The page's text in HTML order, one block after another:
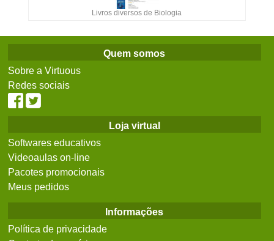
Livros diversos de Biologia
Quem somos
Sobre a Virtuous
Redes sociais
Loja virtual
Softwares educativos
Videoaulas on-line
Pacotes promocionais
Meus pedidos
Informações
Política de privacidade